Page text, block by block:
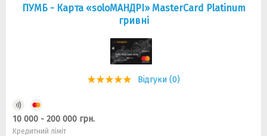
ПУМБ - Карта «soloМАНДРІ» MasterCard Platinum
гривні
Відгуки (0)
10 000 - 200 000 грн.
Кредитний ліміт